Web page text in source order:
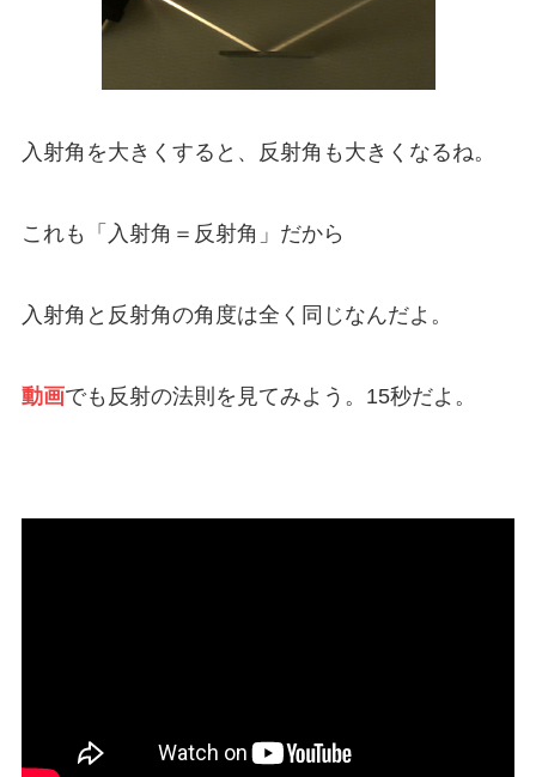
入射角を大きくすると、反射角も大きくなるね。
これも「入射角＝反射角」だから
入射角と反射角の角度は全く同じなんだよ。
動画でも反射の法則を見てみよう。15秒だよ。